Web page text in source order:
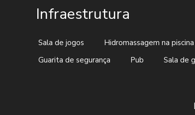
Infraestrutura
Sala de jogos Hidromassagem na piscina
Guarita de segurança
Pub Sala de